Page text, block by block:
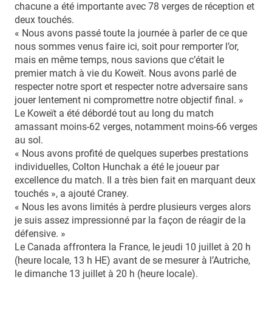
chacune a été importante avec 78 verges de réception et
deux touchés.
« Nous avons passé toute la journée à parler de ce que
nous sommes venus faire ici, soit pour remporter l’or,
mais en même temps, nous savions que c’était le
premier match à vie du Koweït. Nous avons parlé de
respecter notre sport et respecter notre adversaire sans
jouer lentement ni compromettre notre objectif final. »
Le Koweït a été débordé tout au long du match
amassant moins-62 verges, notamment moins-66 verges
au sol.
« Nous avons profité de quelques superbes prestations
individuelles, Colton Hunchak a été le joueur par
excellence du match. Il a très bien fait en marquant deux
touchés », a ajouté Craney.
« Nous les avons limités à perdre plusieurs verges alors
je suis assez impressionné par la façon de réagir de la
défensive. »
Le Canada affrontera la France, le jeudi 10 juillet à 20 h
(heure locale, 13 h HE) avant de se mesurer à l’Autriche,
le dimanche 13 juillet à 20 h (heure locale).